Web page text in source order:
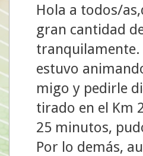
Hola a todos/
gran cantidad
tranquilamente.
estuvo
migo y pedirle
tirado en el Km
25 minutos,
Por lo demás,